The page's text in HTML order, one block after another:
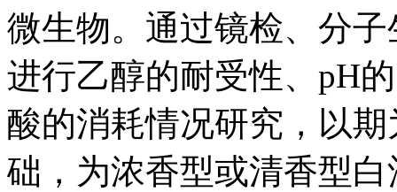
微生物。通过镜检、分
进行乙醇的耐受性、pH
酸的消耗情况研究，以
础，为浓香型或清香型